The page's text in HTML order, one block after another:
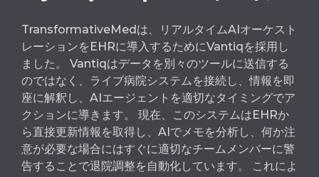
TransformativeMedは、リアルタイムAIオーケスト
レーションをEHRに導入するためにVantiqを採用し
ました。 Vantiqはデータを別々のツールに送信する
のではなく、ライブ病院システムを接続し、情報を即
座に解釈し、AIエージェントを適切なタイミングでア
クションに導きます。 現在、このシステムはEHRか
ら直接更新情報を取得し、AIでメモを分析し、何か注
意が必要な場合にはすぐに適切なチームメンバーに警
告することで退院調整を自動化しています。 これによ